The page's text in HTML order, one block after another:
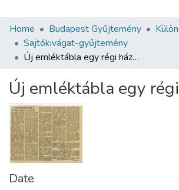
Communities & Collections
All of DSpace
Statistics
About us
Home Budapest Gyűjtemény
Sajtókivágat-gyűjtemény
Új emléktábla egy régi házon
Új emléktábla egy
Date